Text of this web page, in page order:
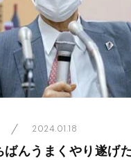
2024.01.18
ばんうまくやり遂げ